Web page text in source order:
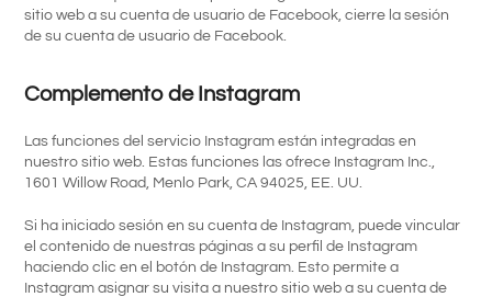
sitio web a su cuenta de usuario de Facebook, cierre la sesión
de su cuenta de usuario de Facebook.
Complemento de Instagram
Las funciones del servicio Instagram están integradas en
nuestro sitio web. Estas funciones las ofrece Instagram Inc.,
1601 Willow Road, Menlo Park, CA 94025, EE. UU.
Si ha iniciado sesión en su cuenta de Instagram, puede vincular
el contenido de nuestras páginas a su perfil de Instagram
haciendo clic en el botón de Instagram. Esto permite a
Instagram asignar su visita a nuestro sitio web a su cuenta de